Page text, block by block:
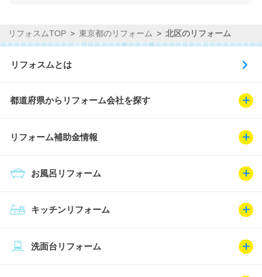
リフォスムTOP 東京都のリフォーム 北区のリフォーム
リフォスムとは
都道府県からリフォーム会社を探す
リフォーム補助金情報
キッチンリフォーム
お風呂リフォーム
洗面台リフォーム